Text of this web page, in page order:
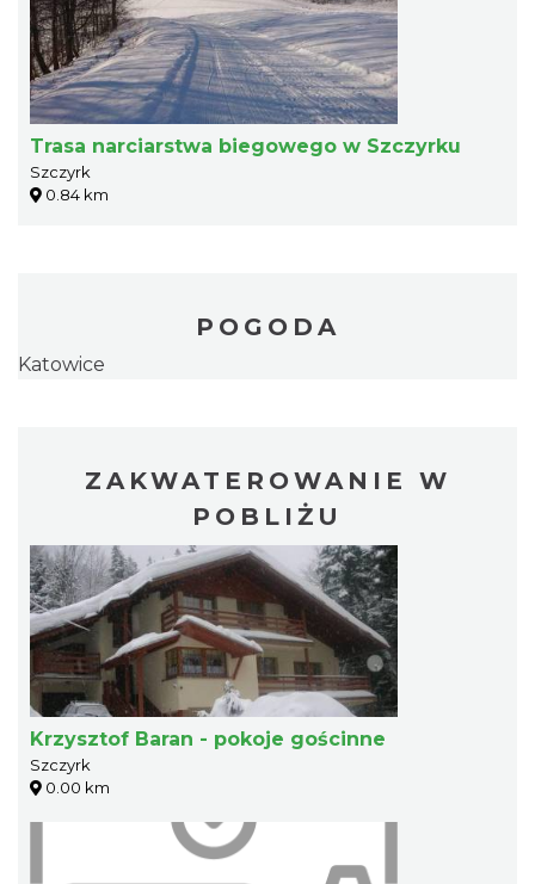
Trasa narciarstwa biegowego w Szczyrku
Szczyrk
0.84 km
POGODA
Katowice
ZAKWATEROWANIE W
POBLIŻU
Krzysztof Baran - pokoje gościnne
Szczyrk
0.00 km